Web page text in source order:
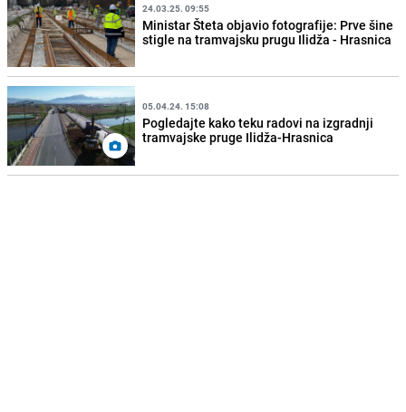
24.03.25. 09:55
Ministar Šteta objavio fotografije: Prve šine
stigle na tramvajsku prugu Ilidža - Hrasnica
05.04.24. 15:08
Pogledajte kako teku radovi na izgradnji
tramvajske pruge Ilidža-Hrasnica